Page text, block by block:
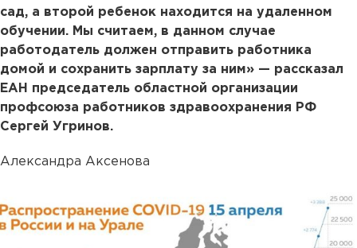
сад, а второй ребенок находится на удаленном
обучении. Мы считаем, в данном случае
работодатель должен отправить работника
домой и сохранить зарплату за ним» — рассказал
ЕАН председатель областной организации
профсоюза работников здравоохранения РФ
Сергей Угринов.
Александра Аксенова